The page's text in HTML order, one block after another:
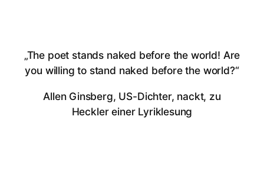
„The poet stands naked before the world! Are
you willing to stand naked before the world?“
Allen Ginsberg, US-Dichter, nackt, zu
Heckler einer Lyriklesung